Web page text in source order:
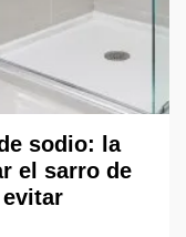
sodio: la
el sarro de